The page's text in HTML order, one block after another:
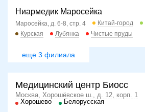
Ниармедик Маросейка
Маросейка, д. 6-8, стр. 4 Китай-город
Курская
Лубянка Чистые пруды
еще 3 филиала
Медицинский центр Биосс
Москва, Хорошёвское ш., д. 12, корп. 1
Хорошево
Белорусская